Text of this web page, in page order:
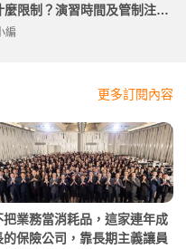
限制？演習時間及管制注意
編
更多訂閱內容
把業務當消耗品，這家連年成
的保險公司，靠長期主義讓員